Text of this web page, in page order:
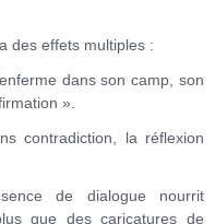
des effets multiples :
dans son camp, son
».
contradiction, la réflexion
de dialogue nourrit
que des caricatures de